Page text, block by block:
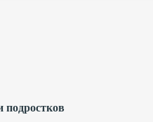
подростков